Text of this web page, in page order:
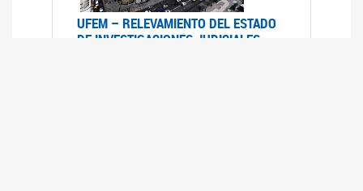
UFEM – RELEVAMIENTO DEL ESTADO
DE INVESTIGACIONES JUDICIALES